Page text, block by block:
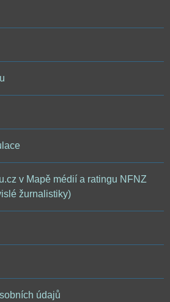
v Mapě médií a ratingu NFNZ
žurnalistiky)
údajů